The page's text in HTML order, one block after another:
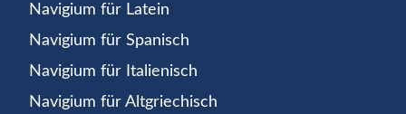
Navigium für Latein
Navigium für Spanisch
Navigium für Italienisch
Navigium für Altgriechisch